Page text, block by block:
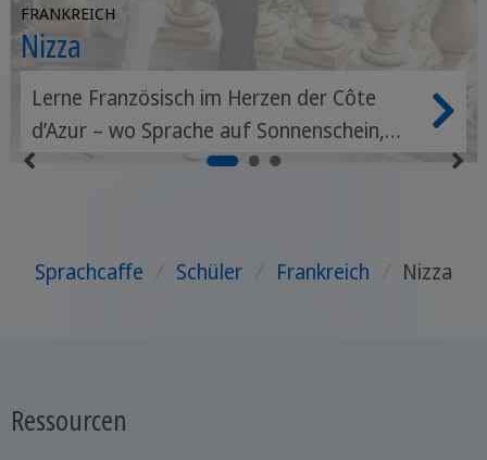
FRANKREICH
Nizza
Lerne Französisch im Herzen der Côte
d’Azur – wo Sprache auf Sonnenschein,
Kultur und mediterranen Küstencharme
Sprachcaffe Schüler Frankreich / Nizza
Ressourcen